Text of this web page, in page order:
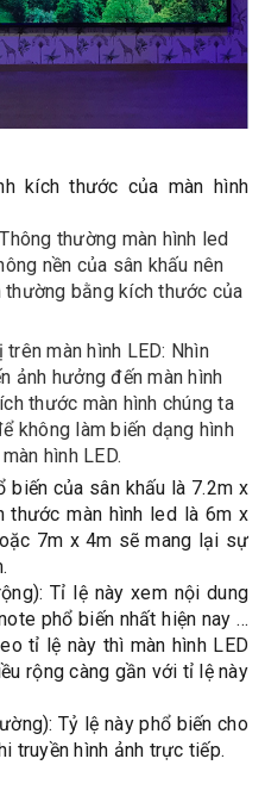
kích thước của màn hình
thường màn hình led
nền của sân khấu nên
bằng kích thước của
màn hình LED: Nhìn
ảnh hưởng đến màn hình
thước màn hình chúng ta
không làm biến dạng hình
hình LED.
biến của sân khấu là 7.2m x
thước màn hình led là 6m x
7m x 4m sẽ mang lại sự
Tỉ lệ này xem nội dung
phổ biến nhất hiện nay ...
tỉ lệ này thì màn hình LED
rộng càng gần với tỉ lệ này
Tỷ lệ này phổ biến cho
truyền hình ảnh trực tiếp.